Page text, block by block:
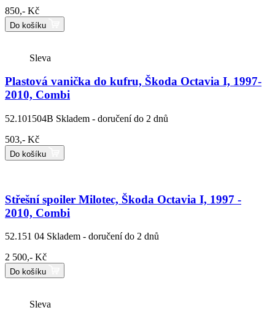
850,- Kč
Do košíku
Sleva
Plastová vanička do kufru, Škoda Octavia I, 1997-
2010, Combi
52.101504B Skladem - doručení do 2 dnů
503,- Kč
Do košíku
Střešní spoiler Milotec, Škoda Octavia I, 1997 -
2010, Combi
52.151 04 Skladem - doručení do 2 dnů
2 500,- Kč
Do košíku
Sleva